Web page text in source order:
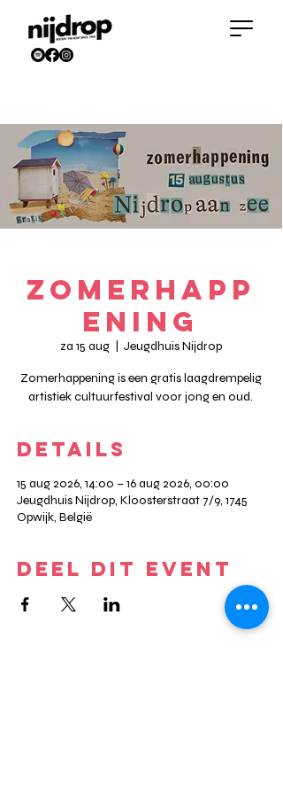
Zomerhapp
ening
za 15 aug
  |
Jeugdhuis Nijdrop
Zomerhappening is een gratis laagdrempelig
artistiek cultuurfestival voor jong en oud.
DETAILS
15 aug 2026, 14:00 – 16 aug 2026, 00:00
Jeugdhuis Nijdrop, Kloosterstraat 7/9, 1745
Opwijk, België
DEEL DIT EVENT